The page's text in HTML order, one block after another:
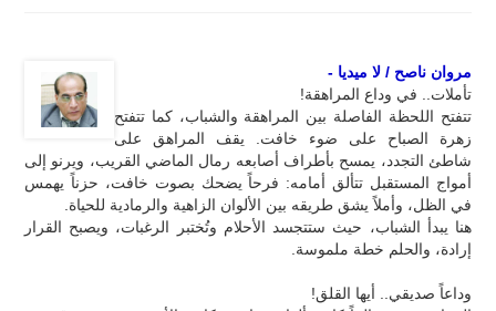
مروان ناصح / لا ميديا -
تأملات.. في وداع المراهقة!
تتفتح اللحظة الفاصلة بين المراهقة والشباب، كما تتفتح
زهرة الصباح على ضوء خافت. يقف المراهق على
شاطئ التجدد، يمسح بأطراف أصابعه رمال الماضي القريب، ويرنو إلى
أمواج المستقبل تتألق أمامه: فرحاً يضحك بصوت خافت، حزناً يهمس
في الظل، وأملاً يشق طريقه بين الألوان الزاهية والرمادية للحياة.
هنا يبدأ الشباب، حيث ستتجسد الأحلام وتُختبر الرغبات، ويصبح القرار
إرادة، والحلم خطة ملموسة.
وداعاً صديقي.. أيها القلق!